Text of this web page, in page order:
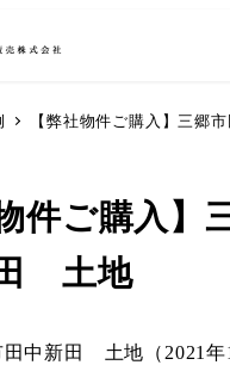
【弊社物件ご購入】三郷
件ご購入】
土地
中新田 土地（2021年